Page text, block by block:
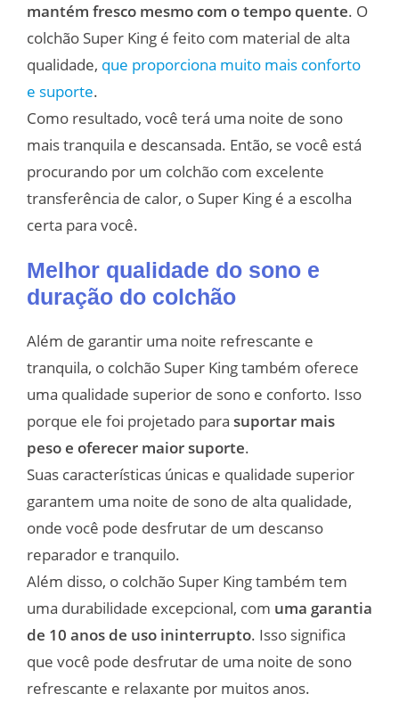
mantém fresco mesmo com o tempo quente. O
colchão Super King é feito com material de alta
qualidade, que proporciona muito mais conforto
e suporte.
Como resultado, você terá uma noite de sono
mais tranquila e descansada. Então, se você está
procurando por um colchão com excelente
transferência de calor, o Super King é a escolha
certa para você.
Melhor qualidade do sono e
duração do colchão
Além de garantir uma noite refrescante e
tranquila, o colchão Super King também oferece
uma qualidade superior de sono e conforto. Isso
porque ele foi projetado para suportar mais
peso e oferecer maior suporte.
Suas características únicas e qualidade superior
garantem uma noite de sono de alta qualidade,
onde você pode desfrutar de um descanso
reparador e tranquilo.
Além disso, o colchão Super King também tem
uma durabilidade excepcional, com uma garantia
de 10 anos de uso ininterrupto. Isso significa
que você pode desfrutar de uma noite de sono
refrescante e relaxante por muitos anos.